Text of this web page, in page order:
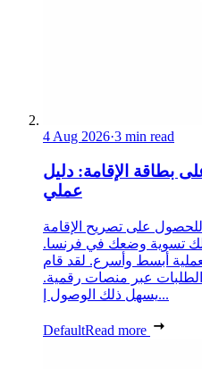
4 Aug 2026·3 min read
بطاقة الإقامة: دليل
عملي
على تصريح الإقامة
تسوية وضعك في فرنسا.
أبسط وأسرع. لقد قام
الطلبات عبر منصات رقمية.
يسهل ذلك الوصول إ...
DefaultRead more